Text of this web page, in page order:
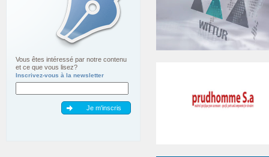
Vous êtes intéressé par notre contenu
et ce que vous lisez?
Inscrivez-vous à la newsletter